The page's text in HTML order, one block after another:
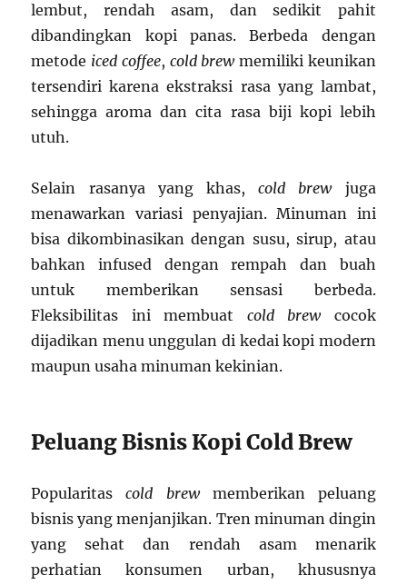
lembut, rendah asam, dan sedikit pahit
dibandingkan kopi panas. Berbeda dengan
metode iced coffee, cold brewmemiliki keunikan
tersendiri karena ekstraksi rasa yang lambat,
sehingga aroma dan cita rasa biji kopi lebih
utuh.
Selain rasanya yang khas,cold brewjuga
menawarkan variasi penyajian. Minuman ini
bisa dikombinasikan dengan susu, sirup, atau
bahkan infused dengan rempah dan buah
untuk memberikan sensasi berbeda.
Fleksibilitas ini membuat cold brewcocok
dijadikan menu unggulan di kedai kopi modern
maupun usaha minuman kekinian.
Peluang Bisnis Kopi Cold Brew
Popularitascold brewmemberikan peluang
bisnis yang menjanjikan. Tren minuman dingin
yang sehat dan rendah asam menarik
perhatian konsumen urban, khususnya